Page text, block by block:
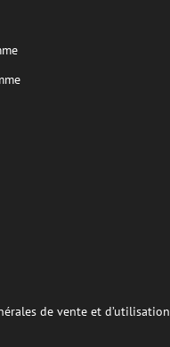
de vente et d’utilisation